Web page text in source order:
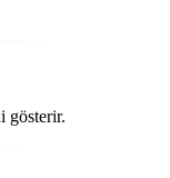
gösterir.